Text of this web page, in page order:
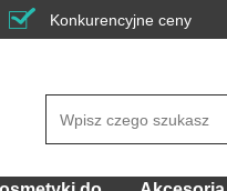
Konkurencyjne ceny